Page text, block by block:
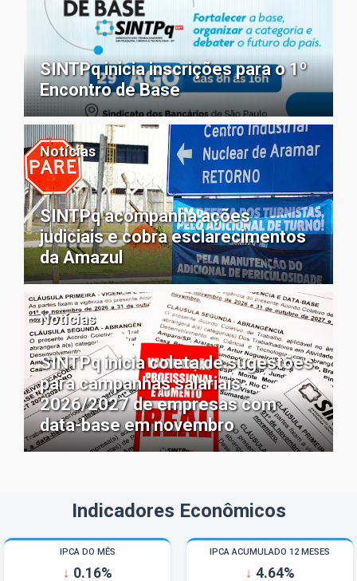
SINTPq inicia inscrições para o 1º
Encontro de Base
Notícias
SINTPq acompanha ações
judiciais e cobra esclarecimentos
da Amazul
Notícias
SINTPq inicia coleta de sugestões
para campanhas salariais
2026/2027 de empresas com
data-base em novembro